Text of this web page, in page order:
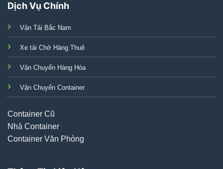
Dịch Vụ Chính
Vận Tải Bắc Nam
Xe tải Chở Hàng Thuê
Vận Chuyển Hàng Hóa
Vận Chuyển Container
Container Cũ
Nhà Container
Container Văn Phòng